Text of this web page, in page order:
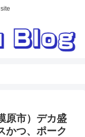
原市）デカ盛
かつ、ポーク